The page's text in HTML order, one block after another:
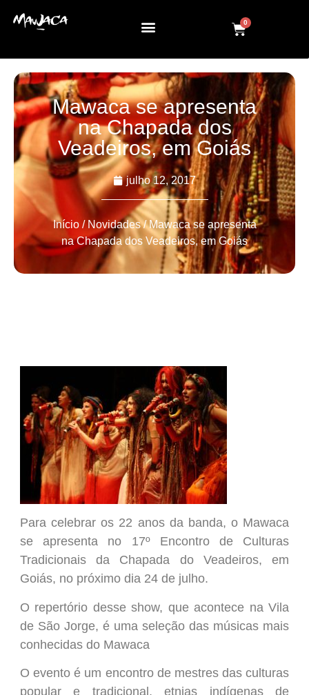
0
Mawaca se apresenta
na Chapada dos
Veadeiros, em Goiás
julho 12, 2017
Início / Novidades/ Mawaca se apresenta
na Chapada dos Veadeiros, em Goiás
Para celebrar os 22 anos da banda, o Mawaca
se apresenta no 17º Encontro de Culturas
Tradicionais da Chapada do Veadeiros, em
Goiás, no próximo dia 24 de julho.
O repertório desse show, que acontece na Vila
de São Jorge, é uma seleção das músicas mais
conhecidas do Mawaca
O evento é um encontro de mestres das culturas
popular e tradicional, etnias indígenas de